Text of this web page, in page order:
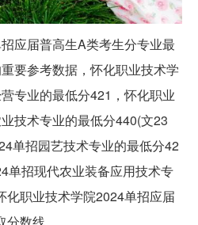
应届普高生A类考生分专业最
要参考数据，怀化职业技术学
专业的最低分421，怀化职业
技术专业的最低分440(文23
单招园艺技术专业的最低分42
单招现代农业装备应用技术专
化职业技术学院2024单招应届
数线。